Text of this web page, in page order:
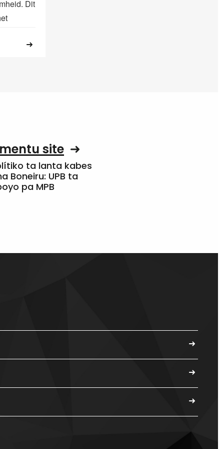
Dit
site
ta lanta kabes
Boneiru: UPB ta
pa MPB